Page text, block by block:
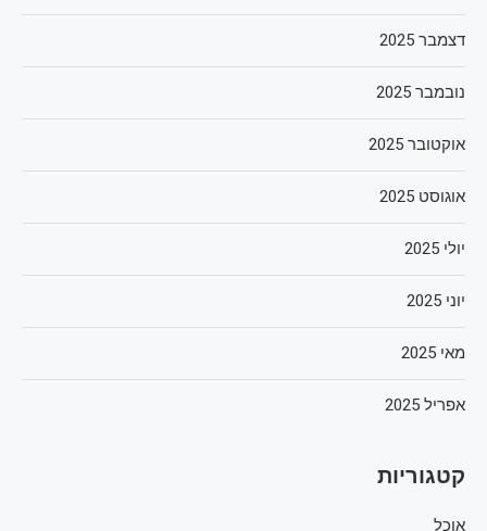
דצמבר 2025
נובמבר 2025
אוקטובר 2025
אוגוסט 2025
יולי 2025
יוני 2025
מאי 2025
אפריל 2025
קטגוריות
אוכל